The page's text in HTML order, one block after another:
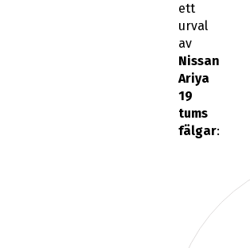
ett
urval
av
Nissan
Ariya
19
tums
fälgar: